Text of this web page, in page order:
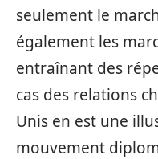
seulement le
également les
entraînant des
cas des relations
Unis en est une
mouvement